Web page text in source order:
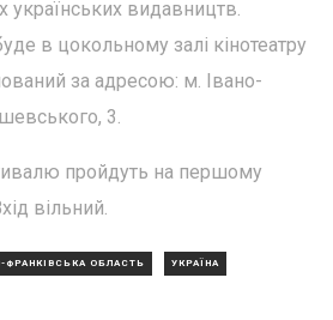
українських видавництв.
в цокольному залі кінотеатру
за адресою: м. Івано-
3.
пройдуть на першому
вільний.
ФРАНКІВСЬКА ОБЛАСТЬ УКРАЇНА